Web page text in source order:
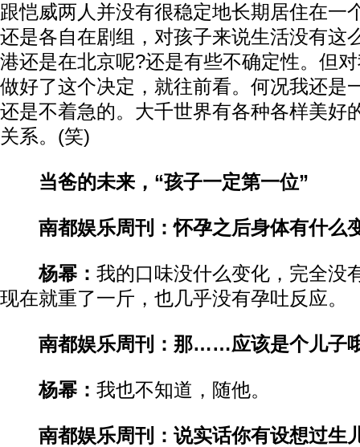
跟恺威两人并没有很稳定地长期居住在一
还是各自在剧组，对孩子来说生活没有这
港还是在北京呢?还是有些不确定性。但
做好了这个决定，就往前看。何况我还是
还是不着急的。大千世界有各种各样美好
关系。(笑)
当爸的未来，“孩子一定第一位”
南都娱乐周刊：怀孕之后身体有什么
杨幂： 我的口味没什么变化，完全没
现在就重了一斤，也几乎没有孕吐反应。
南都娱乐周刊：那……应该是个儿子
杨幂： 我也不知道，随他。
南都娱乐周刊：说实话你有设想过生